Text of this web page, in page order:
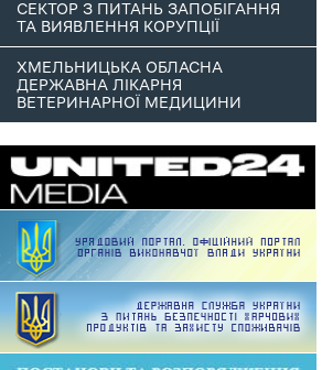
СЕКТОР З ПИТАНЬ ЗАПОБІГАННЯ
ТА ВИЯВЛЕННЯ КОРУПЦІЇ
ХМЕЛЬНИЦЬКА ОБЛАСНА
ДЕРЖАВНА ЛІКАРНЯ
ВЕТЕРИНАРНОЇ МЕДИЦИНИ